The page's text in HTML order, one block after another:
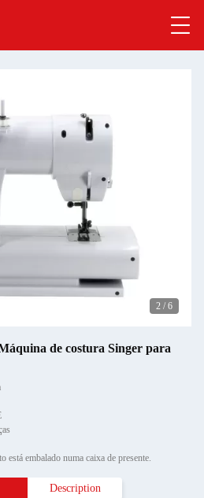
2 / 6
de costura Singer para
está embalado numa caixa de presente.
Description